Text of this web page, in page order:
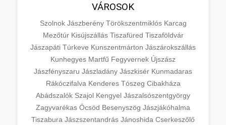
VÁROSOK
Szolnok Jászberény Törökszentmiklós Karcag
Mezőtúr Kisújszállás Tiszafüred Tiszaföldvár
Jászapáti Túrkeve Kunszentmárton Jászárokszállás
Kunhegyes Martfű Fegyvernek Újszász
Jászfényszaru Jászladány Jászkisér Kunmadaras
Rákóczifalva Kenderes Tószeg Cibakháza
Abádszalók Szajol Kengyel Jászalsószentgyörgy
Zagyvarékas Öcsöd Besenyszög Jászjákóhalma
Tiszabura Jászszentandrás Jánoshida Cserkeszőlő